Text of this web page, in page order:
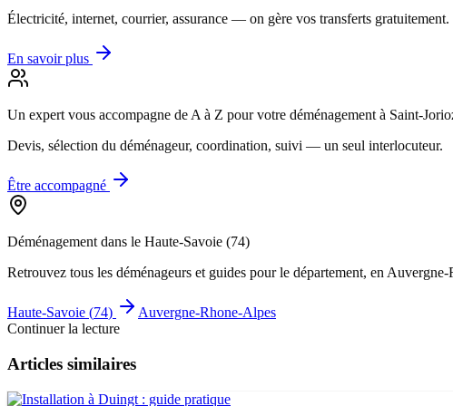
Électricité, internet, courrier, assurance — on gère vos transferts gratuitement.
En savoir plus
Un expert vous accompagne de A à Z pour votre déménagement à Saint-
Devis, sélection du déménageur, coordination, suivi — un seul interlocuteur.
Être accompagné
Déménagement dans le Haute-Savoie (74)
Retrouvez tous les déménageurs et guides pour le département, en
Haute-Savoie (74)
Auvergne-Rhone-Alpes
Continuer la lecture
Articles similaires